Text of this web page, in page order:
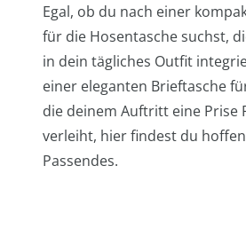
Egal, ob du nach einer
für die Hosentasche suchst,
in dein tägliches Outfit
einer eleganten Brieftasche
die deinem Auftritt eine Prise
verleiht, hier findest du
Passendes.